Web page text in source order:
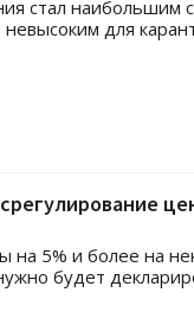
стал наибольшим
невысоким для
на 5% и более на
будет